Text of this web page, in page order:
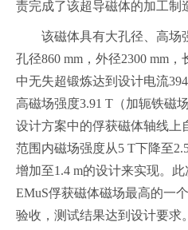
责完成了该超导磁体的加工制
该磁体具有大孔径、高场
孔径860 mm，外径2300 mm
中无失超锻炼达到设计电流
高磁场强度3.91 T（加轭铁磁
设计方案中的俘获磁体轴线上
范围内磁场强度从5 T下降至
增加至1.4 m的设计来实现。
EMuS俘获磁体磁场最高的一
验收，测试结果达到设计要求